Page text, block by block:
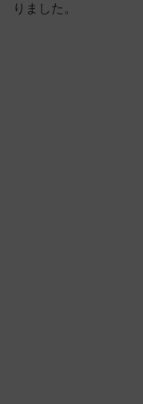
りました。